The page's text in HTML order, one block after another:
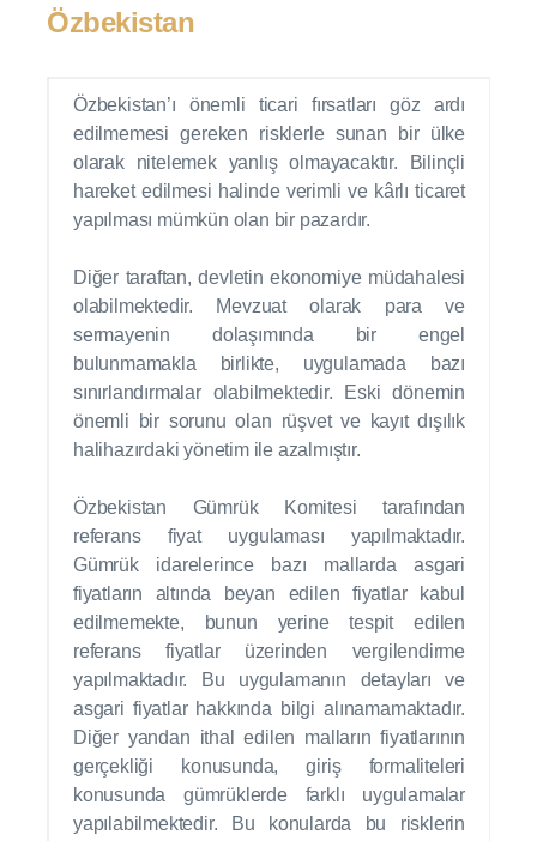
Özbekistan
Özbekistan’ı önemli ticari fırsatları göz ardı
edilmemesi gereken risklerle sunan bir ülke
olarak nitelemek yanlış olmayacaktır. Bilinçli
hareket edilmesi halinde verimli ve kârlı ticaret
yapılması mümkün olan bir pazardır.
Diğer taraftan, devletin ekonomiye müdahalesi
olabilmektedir. Mevzuat olarak para ve
sermayenin dolaşımında bir engel
bulunmamakla birlikte, uygulamada bazı
sınırlandırmalar olabilmektedir. Eski dönemin
önemli bir sorunu olan rüşvet ve kayıt dışılık
halihazırdaki yönetim ile azalmıştır.
Özbekistan Gümrük Komitesi tarafından
referans fiyat uygulaması yapılmaktadır.
Gümrük idarelerince bazı mallarda asgari
fiyatların altında beyan edilen fiyatlar kabul
edilmemekte, bunun yerine tespit edilen
referans fiyatlar üzerinden vergilendirme
yapılmaktadır. Bu uygulamanın detayları ve
asgari fiyatlar hakkında bilgi alınamamaktadır.
Diğer yandan ithal edilen malların fiyatlarının
gerçekliği konusunda, giriş formaliteleri
konusunda gümrüklerde farklı uygulamalar
yapılabilmektedir. Bu konularda bu risklerin